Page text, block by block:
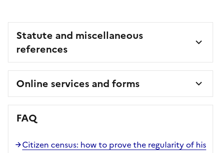
Statute and miscellaneous
references
Online services and forms
FAQ
Citizen census: how to prove the regularity of his